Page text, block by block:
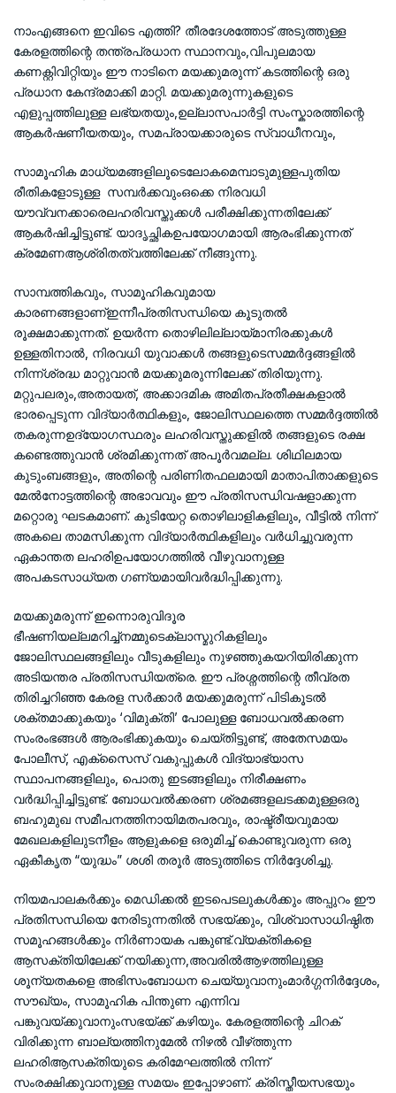
നാംഎങ്ങനെ ഇവിടെ എത്തി? തീരദേശത്തോട് അടുത്തുള്ള
കേരളത്തിന്റെ തന്ത്രപ്രധാന സ്ഥാനവും,വിപുലമായ
കണക്റ്റിവിറ്റിയും ഈ നാടിനെ മയക്കുമരുന്ന് കടത്തിന്റെ ഒരു
പ്രധാന കേന്ദ്രമാക്കി മാറ്റി. മയക്കുമരുന്നുകളുടെ
എളുപ്പത്തിലുള്ള ലഭ്യതയും,ഉല്ലാസപാർട്ടി സംസ്കാരത്തിന്റെ
ആകർഷണീയതയും, സമപ്രായക്കാരുടെ സ്വാധീനവും,
സാമൂഹിക മാധ്യമങ്ങളിലൂടെലോകമെമ്പാടുമുള്ളപുതിയ
രീതികളോടുള്ള സമ്പർക്കവുംഒക്കെ നിരവധി
യൗവ്വനക്കാരെലഹരിവസ്തുക്കൾ പരീക്ഷിക്കുന്നതിലേക്ക്
ആകർഷിച്ചിട്ടുണ്ട്. യാദൃച്ഛികഉപയോഗമായി ആരംഭിക്കുന്നത്
ക്രമേണആശ്രിതത്വത്തിലേക്ക് നീങ്ങുന്നു.
സാമ്പത്തികവും, സാമൂഹികവുമായ
കാരണങ്ങളാണ്ഇന്നീപ്രതിസന്ധിയെ കൂടുതൽ
രൂക്ഷമാക്കുന്നത്. ഉയർന്ന തൊഴിലില്ലായ്മാനിരക്കുകൾ
ഉള്ളതിനാൽ, നിരവധി യുവാക്കൾ തങ്ങളുടെസമ്മർദ്ദങ്ങളിൽ
നിന്ന്ശ്രദ്ധ മാറ്റുവാൻ മയക്കുമരുന്നിലേക്ക് തിരിയുന്നു.
മറ്റുപലരും,അതായത്, അക്കാദമിക അമിതപ്രതീക്ഷകളാൽ
ഭാരപ്പെടുന്ന വിദ്യാർത്ഥികളും, ജോലിസ്ഥലത്തെ സമ്മർദ്ദത്തിൽ
തകരുന്നഉദ്യോഗസ്ഥരും ലഹരിവസ്തുക്കളിൽ തങ്ങളുടെ രക്ഷ
കണ്ടെത്തുവാൻ ശ്രമിക്കുന്നത് അപൂർവമല്ല. ശിഥിലമായ
കുടുംബങ്ങളും, അതിന്റെ പരിണിതഫലമായി മാതാപിതാക്കളുടെ
മേൽനോട്ടത്തിന്റെ അഭാവവും ഈ പ്രതിസന്ധിവഷളാക്കുന്ന
മറ്റൊരു ഘടകമാണ്. കുടിയേറ്റ തൊഴിലാളികളിലും, വീട്ടിൽ നിന്ന്
അകലെ താമസിക്കുന്ന വിദ്യാർത്ഥികളിലും വർധിച്ചുവരുന്ന
ഏകാന്തത ലഹരിഉപയോഗത്തിൽ വീഴുവാനുള്ള
അപകടസാധ്യത ഗണ്യമായിവർദ്ധിപ്പിക്കുന്നു.
മയക്കുമരുന്ന് ഇന്നൊരുവിദൂര
ഭീഷണിയല്ലമറിച്ച്നമ്മുടെക്ലാസ്മുറികളിലും
ജോലിസ്ഥലങ്ങളിലും വീടുകളിലും നുഴഞ്ഞുകയറിയിരിക്കുന്ന
അടിയന്തര പ്രതിസന്ധിയത്രെ. ഈ പ്രശ്നത്തിന്റെ തീവ്രത
തിരിച്ചറിഞ്ഞ കേരള സർക്കാർ മയക്കുമരുന്ന് പിടികൂടൽ
ശക്തമാക്കുകയും ‘വിമുക്തി’ പോലുള്ള ബോധവൽക്കരണ
സംരംഭങ്ങൾ ആരംഭിക്കുകയും ചെയ്തിട്ടുണ്ട്, അതേസമയം
പോലീസ്, എക്സൈസ് വകുപ്പുകൾ വിദ്യാഭ്യാസ
സ്ഥാപനങ്ങളിലും, പൊതു ഇടങ്ങളിലും നിരീക്ഷണം
വർദ്ധിപ്പിച്ചിട്ടുണ്ട്. ബോധവൽക്കരണ ശ്രമങ്ങളലടക്കമുള്ളഒരു
ബഹുമുഖ സമീപനത്തിനായിമതപരവും, രാഷ്ട്രീയവുമായ
മേഖലകളിലുടനീളം ആളുകളെ ഒരുമിച്ച് കൊണ്ടുവരുന്ന ഒരു
ഏകീകൃത “യുദ്ധം” ശശി തരൂർ അടുത്തിടെ നിർദ്ദേശിച്ചു.
നിയമപാലകർക്കും മെഡിക്കൽ ഇടപെടലുകൾക്കും അപ്പുറം ഈ
പ്രതിസന്ധിയെ നേരിടുന്നതിൽ സഭയ്ക്കും, വിശ്വാസാധിഷ്ഠിത
സമൂഹങ്ങൾക്കും നിർണായക പങ്കുണ്ട്.വ്യക്തികളെ
ആസക്തിയിലേക്ക് നയിക്കുന്ന,അവരിൽആഴത്തിലുള്ള
ശൂന്യതകളെ അഭിസംബോധന ചെയ്യുവാനുംമാർഗ്ഗനിർദ്ദേശം,
സൗഖ്യം, സാമൂഹിക പിന്തുണ എന്നിവ
പങ്കുവയ്ക്കുവാനുംസഭയ്ക്ക് കഴിയും. കേരളത്തിന്റെ ചിറക്
വിരിക്കുന്ന ബാല്യത്തിനുമേൽ നിഴൽ വീഴ്‌ത്തുന്ന
ലഹരിആസക്തിയുടെ കരിമേഘത്തിൽ നിന്ന്
സംരക്ഷിക്കുവാനുള്ള സമയം ഇപ്പോഴാണ്. ക്രിസ്തീയസഭയും